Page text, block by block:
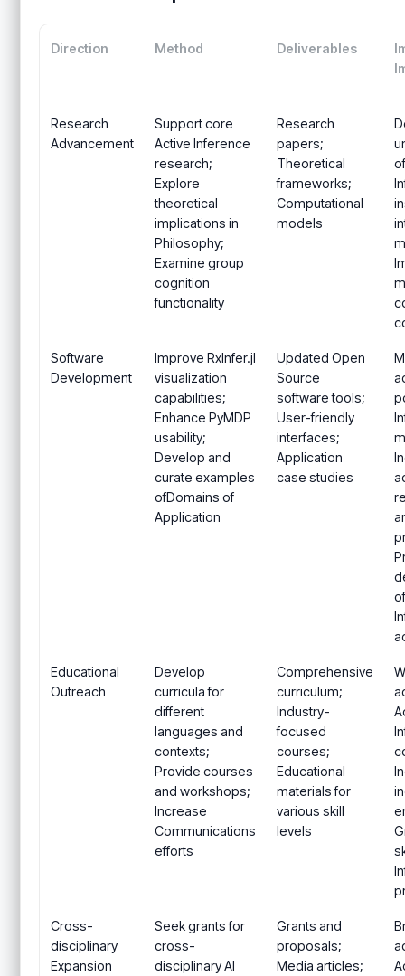
Direction Method Deliverables
Research
Advancement
Support core
Active Inference
research;
Explore
theoretical
implications in
Philosophy;
Examine group
cognition
functionality
Research
papers;
Theoretical
frameworks;
Computational
models
Software
Development
Improve RxInfer.jl
visualization
capabilities;
Enhance PyMDP
usability;
Develop and
curate examples
ofDomains of
Application
Updated Open
Source
software tools;
User-friendly
interfaces;
Application
case studies
Educational
Outreach
Develop
curricula for
different
languages and
contexts;
Provide courses
and workshops;
Increase
Communications
efforts
Comprehensive
curriculum;
Industry-
focused
courses;
Educational
materials for
various skill
levels
Cross-
disciplinary
Expansion
Seek grants for
cross-
disciplinary AI
Grants and
proposals;
Media articles;